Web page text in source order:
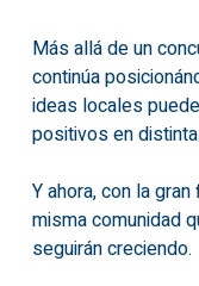
Más allá de un
continúa
ideas locales
positivos en
Y ahora, con la
misma comunidad
seguirán creciendo.